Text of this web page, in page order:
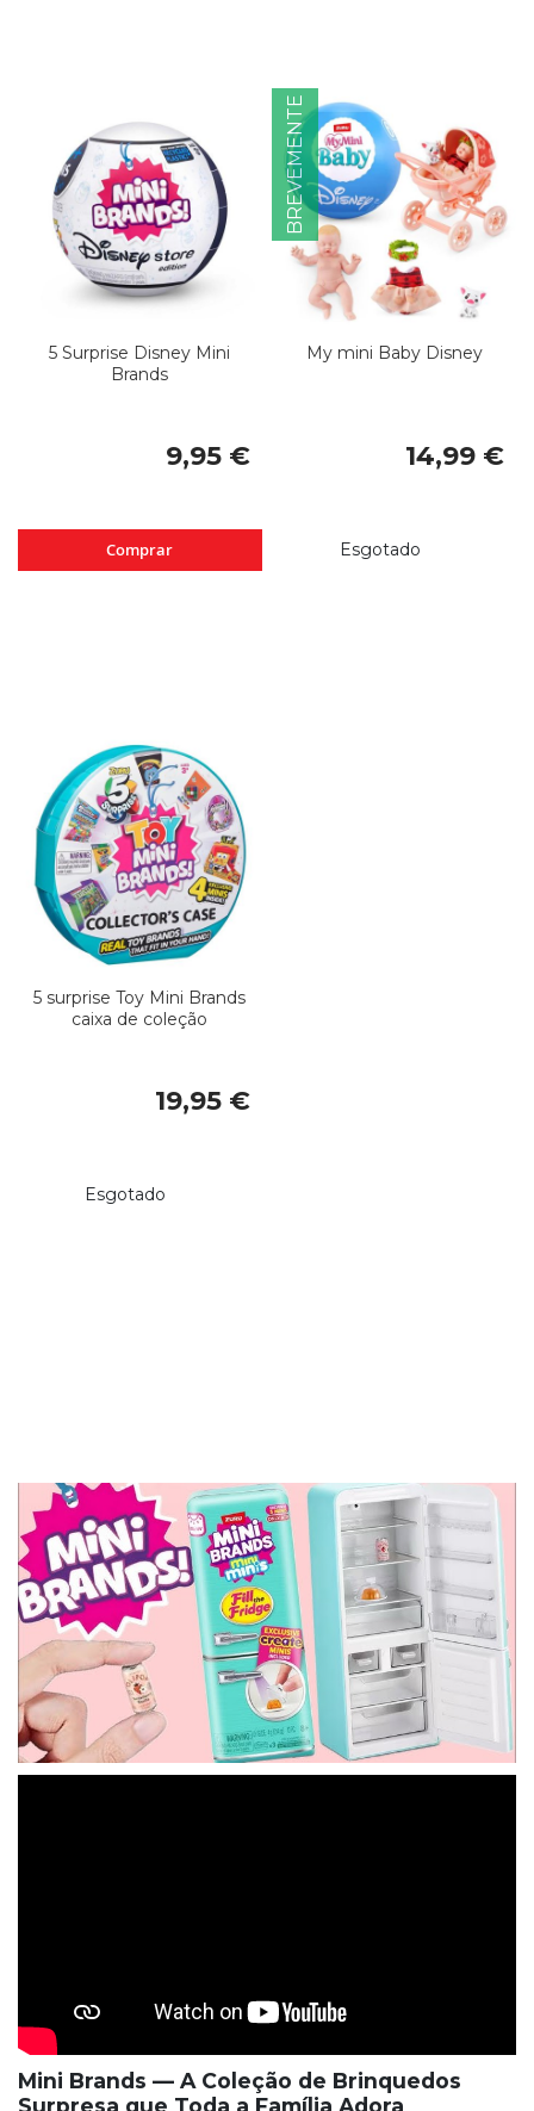
5 Surprise Disney Mini
Brands
9,95 €
Comprar
BREVEMENTE
My mini Baby Disney
14,99 €
Esgotado
5 surprise Toy Mini Brands
caixa de coleção
19,95 €
Esgotado
Mini Brands — A Coleção de Brinquedos
Surpresa que Toda a Família Adora